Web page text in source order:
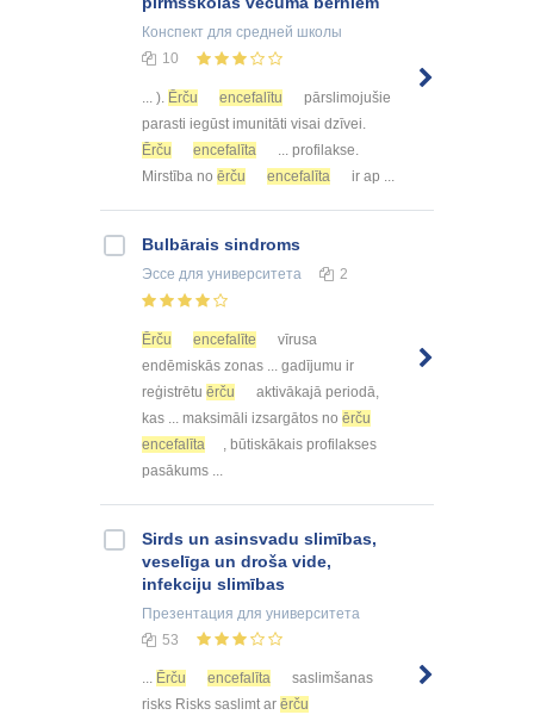
Конспект для средней школы
10
... ). Ērču encefalītu
pārslimojušie
parasti iegūst imunitāti visai dzīvei.
Ērču
encefalīta
... profilakse.
Mirstība no ērču encefalīta ir ap ...
Bulbārais sindroms
Эссе для университета 2
Ērču encefalīte
vīrusa
endēmiskās zonas ... gadījumu ir
reģistrētu ērču
aktivākajā periodā,
kas ... maksimāli izsargātos no ērču
encefalīta
, būtiskākais profilakses
pasākums ...
Sirds un asinsvadu slimības,
veselīga un droša vide,
infekciju slimības
Презентация для университета
53
... Ērču encefalīta
saslimšanas
risks Risks saslimt ar ērču